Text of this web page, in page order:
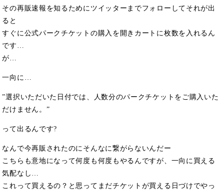
その再販速報を知るためにツイッターまでフォローしてそれが出
ると
すぐに公式パークチケットの購入を開きカートに枚数を入れるん
です…
が…
一向に…
”選択いただいた日付では、人数分のパークチケットをご購入いた
だけません。”
って出るんです?
なんで今再販されたのにそんなに繋がらないんだー
こちらも意地になって何度も何度もやるんですが、一向に買える
気配なし…
これって買えるの？と思ってまだチケットが買える日づけでやっ